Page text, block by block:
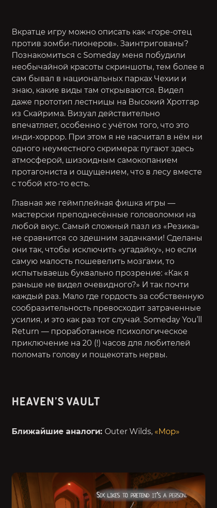
Вкратце игру можно описать как «горе-отец
против зомби-пионеров». Заинтригованы?
Познакомиться с Someday меня побудили
необычайной красоты скриншоты, тем более я
сам бывал в национальных парках Чехии и
знаю, какие виды там открываются. Видел
даже прототип лестницы на Высокий Хротгар
из Скайрима. Визуал действительно
впечатляет, особенно с учётом того, что это
инди-хоррор. При этом я не насчитал в нём ни
одного неуместного скримера: пугают здесь
атмосферой, шизоидным самокопанием
протагониста и ощущением, что в лесу вместе
с тобой кто-то есть.
Главная же геймплейная фишка игры —
мастерски преподнесённые головоломки на
любой вкус. Самый сложный пазл из «Резика»
не сравнится со здешним задачками! Сделаны
они так, чтобы исключить «угадайку», но если
самую малость пошевелить мозгами, то
испытываешь буквально прозрение: «Как я
раньше не видел очевидного?» И так почти
каждый раз. Мало где гордость за собственную
сообразительность превосходит затраченные
усилия, и это как раз тот случай. Someday You’ll
Return — проработанное психологическое
приключение на 20 (!) часов для любителей
поломать голову и пощекотать нервы.
HEAVEN’S VAULT
Ближайшие аналоги: Outer Wilds, «Мор»